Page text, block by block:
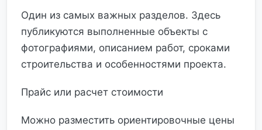
Один из самых важных разделов. Здесь
публикуются выполненные объекты с
фотографиями, описанием работ, сроками
строительства и особенностями проекта.
Прайс или расчет стоимости
Можно разместить ориентировочные цены